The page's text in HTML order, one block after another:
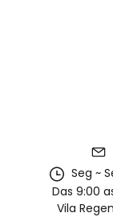
Seg ~
Das 9:00
Vila